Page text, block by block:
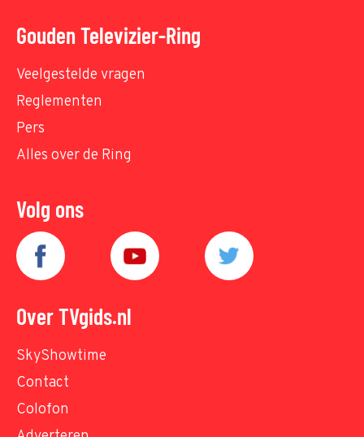
Gouden Televizier-Ring
Veelgestelde vragen
Reglementen
Pers
Alles over de Ring
Volg ons
Over TVgids.nl
SkyShowtime
Contact
Colofon